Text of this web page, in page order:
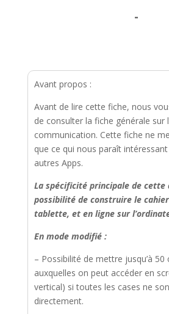
-
Avant propos :
Avant de lire cette fiche, nous
de consulter la fiche générale sur
communication. Cette fiche ne
que ce qui nous paraît
autres Apps.
La spécificité principale de
possibilité de construire le
tablette, et en ligne sur
En mode modifié :
– Possibilité de mettre jusqu’à 50
auxquelles on peut accéder en
vertical) si toutes les cases ne
directement.